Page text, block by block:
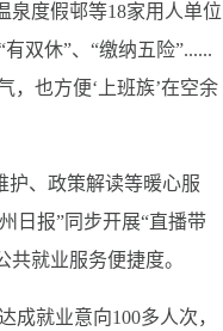
泉度假邨等18家用人单位
双休”、“缴纳五险”......
，也方便‘上班族’在空余
护、政策解读等暖心服
日报”同步开展“直播带
就业服务便捷度。
就业意向100多人次，